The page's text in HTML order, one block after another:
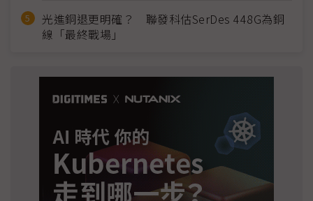
光進銅退更明確？ 聯發科估SerDes 448G為銅
線「最終戰場」